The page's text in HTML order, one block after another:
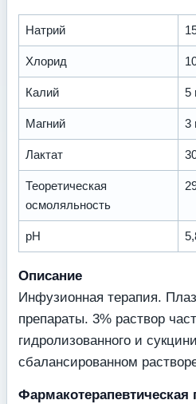
Натрий
Хлорид
Калий 5
Магний 3
Лактат
Теоретическая
осмоляльность
рН
Описание
Инфузионная терапия.
препараты. 3% раствор
гидролизованного и
сбалансированном
Фармакотерапевтическая